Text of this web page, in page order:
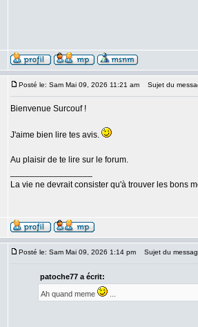
Posté le: Sam Mai 09, 2026 11:21 am Sujet du
Bienvenue Surcouf !
J'aime bien lire tes avis.
Au plaisir de te lire sur le forum.
La vie ne devrait consister qu'à trouver les bons
Posté le: Sam Mai 09, 2026 1:14 pm Sujet du
patoche77 a écrit:
Ah quand meme